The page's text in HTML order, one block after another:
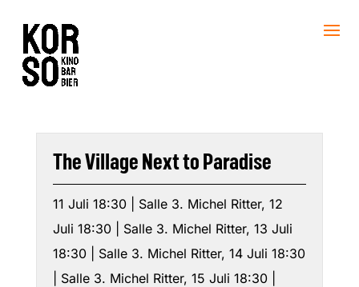
The Village Next to Paradise
11 Juli 18:30 | Salle 3. Michel Ritter, 12
Juli 18:30 | Salle 3. Michel Ritter, 13 Juli
18:30 | Salle 3. Michel Ritter, 14 Juli 18:30
| Salle 3. Michel Ritter, 15 Juli 18:30 |